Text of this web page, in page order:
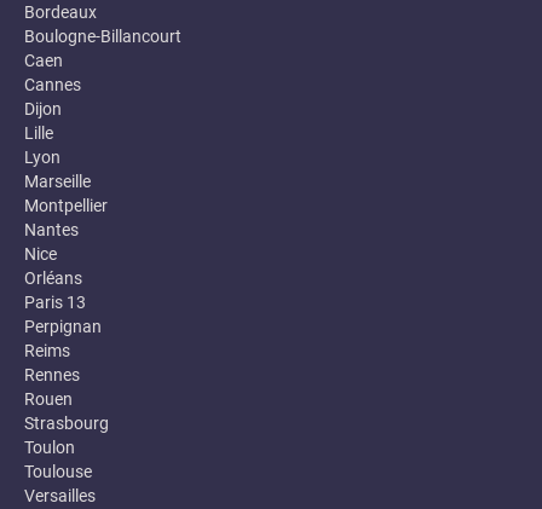
Bordeaux
Boulogne-Billancourt
Caen
Cannes
Dijon
Lille
Lyon
Marseille
Montpellier
Nantes
Nice
Orléans
Paris 13
Perpignan
Reims
Rennes
Rouen
Strasbourg
Toulon
Toulouse
Versailles